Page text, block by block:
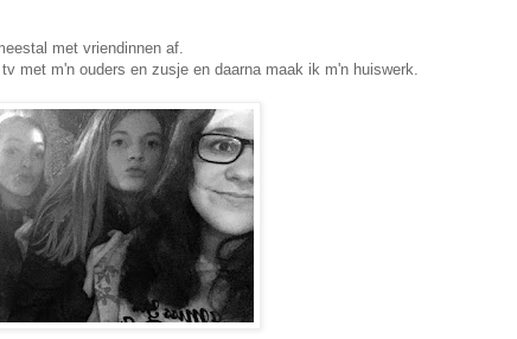
met vriendinnen af.
met m'n ouders en zusje en daarna maak ik m'n huiswerk.